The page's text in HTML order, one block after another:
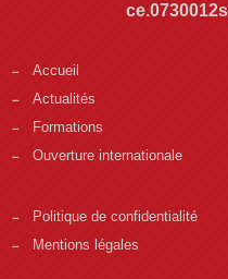
Accueil
Actualités
Formations
Ouverture internationale
Politique de confidentialité
Mentions légales